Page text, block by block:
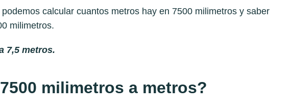
calcular cuantos metros hay en 7500 milimetros y saber
milimetros.
7,5 metros.
milimetros a metros?